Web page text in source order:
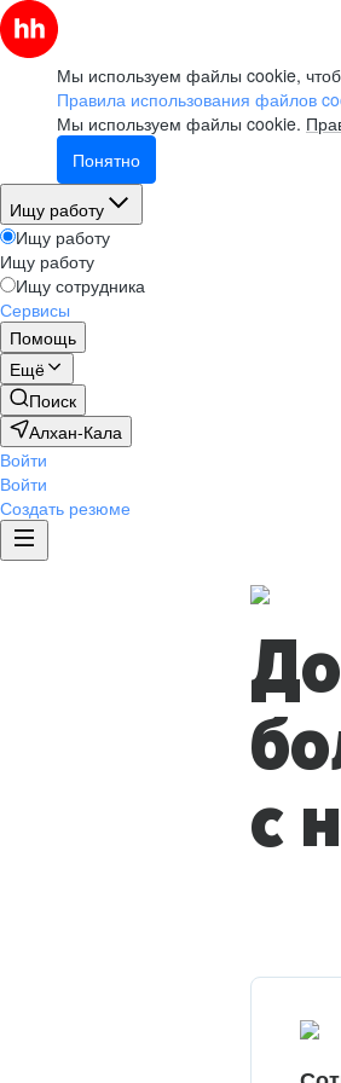
Мы используем файлы cookie,
Правила использования файлов
Мы используем файлы cookie.
Понятно
Ищу работу
Ищу работу
Ищу работу
Ищу сотрудника
Сервисы
Помощь
Ещё
Поиск
Алхан-Кала
Войти
Войти
Создать резюме
с